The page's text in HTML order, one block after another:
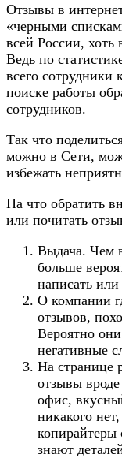
Отзывы в
«черными
всей России, хоть
Ведь по
всего сотрудники
поиске работы
сотрудников.
Так что
можно в Сети,
избежать
На что обратить
или почитать
Выдача. Чем
больше
написать
О компании
отзывов,
Вероятно
негативные
На странице
отзывы
офис,
никакого
копирайтеры
знают